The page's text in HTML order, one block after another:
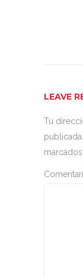
LEAVE
Tu
publicada.